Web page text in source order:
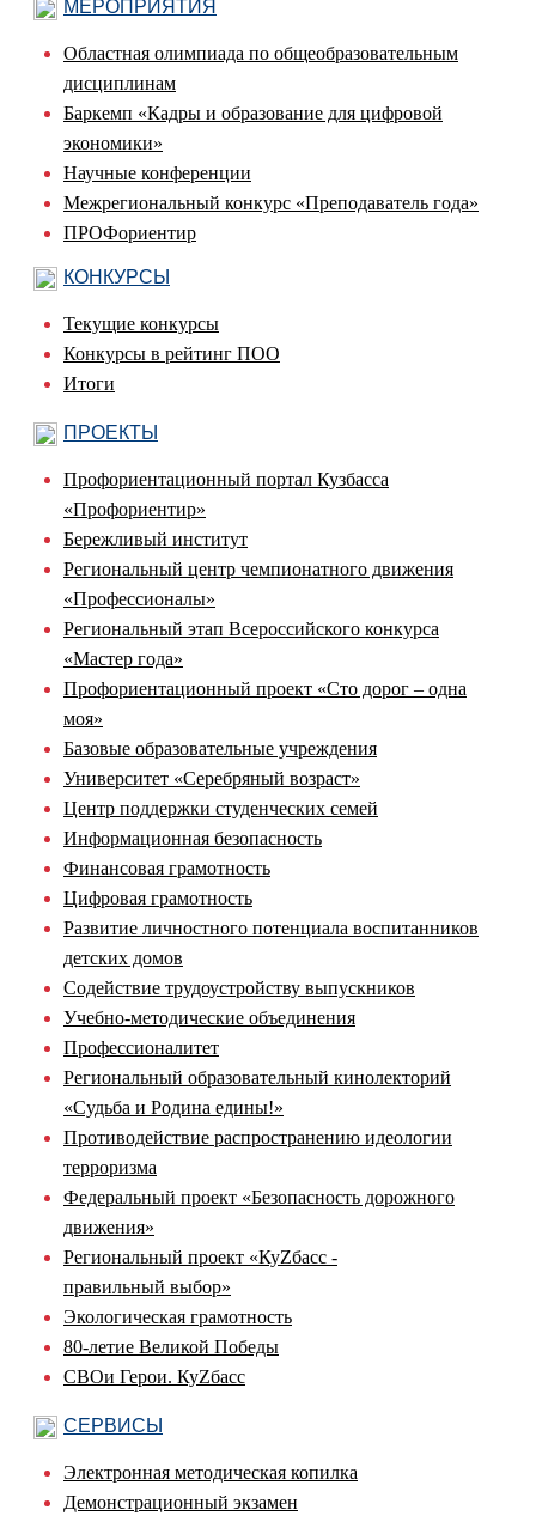
МЕРОПРИЯТИЯ
Областная олимпиада по общеобразовательным
дисциплинам
Баркемп «Кадры и образование для цифровой
экономики»
Научные конференции
Межрегиональный конкурс «Преподаватель года»
ПРОФориентир
КОНКУРСЫ
Текущие конкурсы
Конкурсы в рейтинг ПОО
Итоги
ПРОЕКТЫ
Профориентационный портал Кузбасса
«Профориентир»
Бережливый институт
Региональный центр чемпионатного движения
«Профессионалы»
Региональный этап Всероссийского конкурса
«Мастер года»
Профориентационный проект «Сто дорог – одна
моя»
Базовые образовательные учреждения
Университет «Серебряный возраст»
Центр поддержки студенческих семей
Информационная безопасность
Финансовая грамотность
Цифровая грамотность
Развитие личностного потенциала воспитанников
детских домов
Содействие трудоустройству выпускников
Учебно-методические объединения
Профессионалитет
Региональный образовательный кинолекторий
«Судьба и Родина едины!»
Противодействие распространению идеологии
терроризма
Федеральный проект «Безопасность дорожного
движения»
Региональный проект «КуZбасс -
правильный выбор»
Экологическая грамотность
80-летие Великой Победы
СВОи Герои. КуZбасс
СЕРВИСЫ
Электронная методическая копилка
Демонстрационный экзамен